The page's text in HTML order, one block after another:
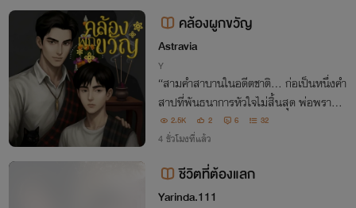
คล้องผูกขวัญ
Astravia
Y
“สามคำสาบานในอดีตชาติ… ก่อเป็นหนึ่งคำ
สาปที่พันธนาการหัวใจไม่สิ้นสุด พ่อพรานผู้
แอบรัก เพื่อนผู้เคยลวง และวิญญาณร้ายที่ไ
ม่อาจหลุดพ้น เมื่อดวงขวัญคนกลางหวนคืน
เขาคือผู้ชี้ชะตาให้ทั้งคนและผีได้จบสิ้น"
2.5K 2 6 32
4 ชั่วโมงที่แล้ว
ชีวิตที่ต้องแลก
Yarinda.111